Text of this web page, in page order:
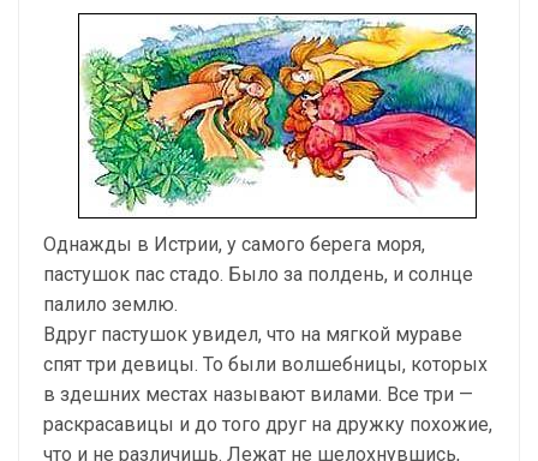
Однажды в Истрии, у самого берега моря,
пастушок пас стадо. Было за полдень, и солнце
палило землю.
Вдруг пастушок увидел, что на мягкой мураве
спят три девицы. То были волшебницы, которых
в здешних местах называют вилами. Все три —
раскрасавицы и до того друг на дружку похожие,
что и не различишь. Лежат не шелохнувшись,